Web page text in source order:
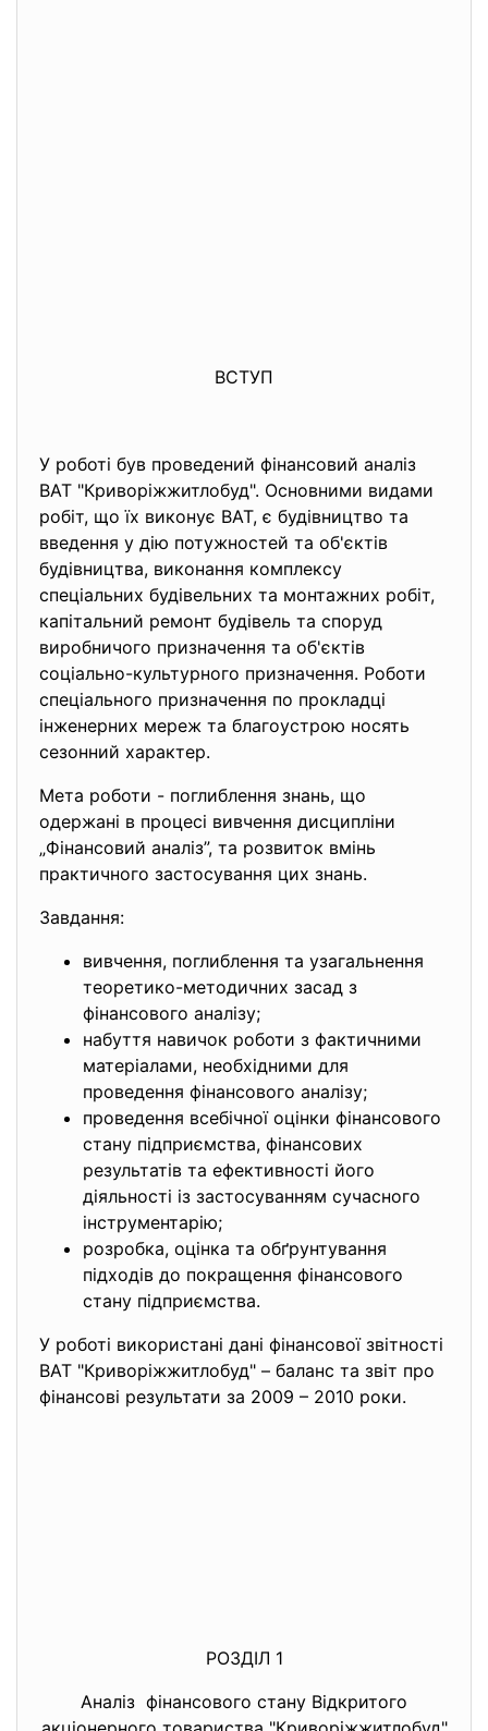
ВСТУП
У роботі був проведений фінансовий аналіз
ВАТ "Криворiжжитлобуд". Основними видами
робiт, що їх виконує ВАТ, є будiвництво та
введення у дiю потужностей та об'єктiв
будiвництва, виконання комплексу
спецiальних будiвельних та монтажних робiт,
капiтальний ремонт будiвель та споруд
виробничого призначення та об'єктiв
соцiально-культурного призначення. Роботи
спецiального призначення по прокладцi
iнженерних мереж та благоустрою носять
сезонний характер.
Мета роботи - поглиблення знань, що
одержані в процесі вивчення дисципліни
„Фінансовий аналіз”, та розвиток вмінь
практичного застосування цих знань.
Завдання:
вивчення, поглиблення та узагальнення
теоретико-методичних засад з
фінансового аналізу;
набуття навичок роботи з фактичними
матеріалами, необхідними для
проведення фінансового аналізу;
проведення всебічної оцінки фінансового
стану підприємства, фінансових
результатів та ефективності його
діяльності із застосуванням сучасного
інструментарію;
розробка, оцінка та обґрунтування
підходів до покращення фінансового
стану підприємства.
У роботі використані дані фінансової звітності
ВАТ "Криворiжжитлобуд" – баланс та звіт про
фінансові результати за 2009 – 2010 роки.
РОЗДІЛ 1
Аналіз фінансового стану Вiдкритого